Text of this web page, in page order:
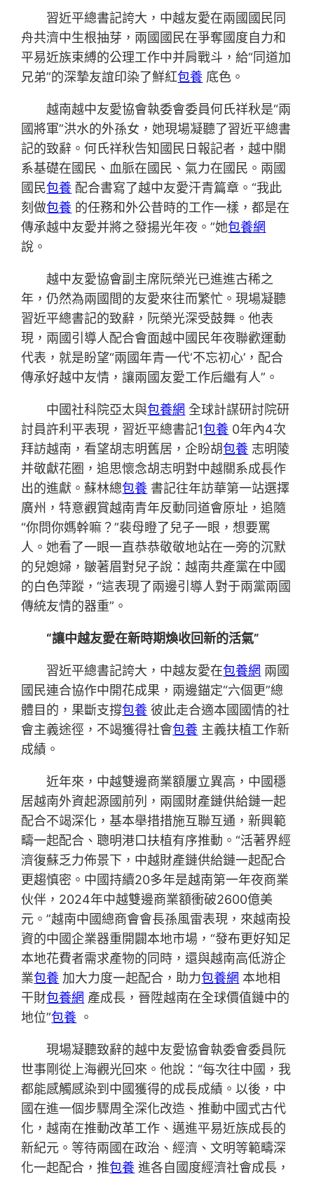
習近平總書記誇大，中越友愛在兩國國民同
舟共濟中生根抽芽，兩國國民在爭奪國度自力和
平易近族束縛的公理工作中并肩戰斗，給“同道加
兄弟”的深摯友誼印染了鮮紅包養 底色。
越南越中友愛協會執委會委員何氏祥秋是“兩
國將軍”洪水的外孫女，她現場凝聽了習近平總書
記的致辭。何氏祥秋告知國民日報記者，越中關
系基礎在國民、血脈在國民、氣力在國民。兩國
國民包養 配合書寫了越中友愛汗青篇章。“我此
刻做包養 的任務和外公昔時的工作一樣，都是在
傳承越中友愛并將之發揚光年夜。”她包養網
說。
越中友愛協會副主席阮榮光已進進古稀之
年，仍然為兩國間的友愛來往而繁忙。現場凝聽
習近平總書記的致辭，阮榮光深受鼓舞。他表
現，兩國引導人配合會面越中國民年夜聯歡運動
代表，就是盼望“兩國年青一代‘不忘初心’，配合
傳承好越中友情，讓兩國友愛工作后繼有人”。
中國社科院亞太與包養網 全球計謀研討院研
討員許利平表現，習近平總書記1包養 0年內4次
拜訪越南，看望胡志明舊居，企盼胡包養 志明陵
并敬獻花圈，追思懷念胡志明對中越關系成長作
出的進獻。蘇林總包養 書記往年訪華第一站選擇
廣州，特意觀賞越南青年反動同道會原址，追隨
“你問你媽幹嘛？”裴母瞪了兒子一眼，想要罵
人。她看了一眼一直恭恭敬敬地站在一旁的沉默
的兒媳婦，皺著眉對兒子說：越南共產黨在中國
的白色萍蹤，“這表現了兩邊引導人對于兩黨兩國
傳統友情的器重”。
“讓中越友愛在新時期煥收回新的活氣”
習近平總書記誇大，中越友愛在包養網 兩國
國民連合協作中開花成果，兩邊錨定“六個更”總
體目的，果斷支撐包養 彼此走合適本國國情的社
會主義途徑，不竭獲得社會包養 主義扶植工作新
成績。
近年來，中越雙邊商業額屢立異高，中國穩
居越南外資起源國前列，兩國財產鏈供給鏈一起
配合不竭深化，基本舉措措施互聯互通，新興範
疇一起配合、聰明港口扶植有序推動。“活著界經
濟復蘇乏力佈景下，中越財產鏈供給鏈一起配合
更趨慎密。中國持續20多年是越南第一年夜商業
伙伴，2024年中越雙邊商業額衝破2600億美
元。”越南中國總商會會長孫風雷表現，來越南投
資的中國企業器重開闢本地市場，“發布更好知足
本地花費者需求產物的同時，還與越南高低游企
業包養 加大力度一起配合，助力包養網 本地相
干財包養網 產成長，晉陞越南在全球價值鏈中的
地位”包養 。
現場凝聽致辭的越中友愛協會執委會委員阮
世事剛從上海觀光回來。他說：“每次往中國，我
都能感觸感染到中國獲得的成長成績。以後，中
國在進一個步驟周全深化改造、推動中國式古代
化，越南在推動改革工作、邁進平易近族成長的
新紀元。等待兩國在政治、經濟、文明等範疇深
化一起配合，推包養 進各自國度經濟社會成長，